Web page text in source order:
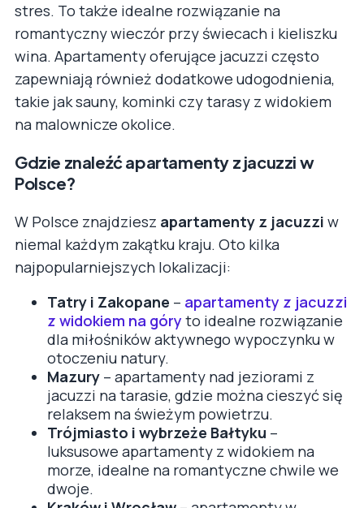
stres. To także idealne rozwiązanie na
romantyczny wieczór przy świecach i kieliszku
wina. Apartamenty oferujące jacuzzi często
zapewniają również dodatkowe udogodnienia,
takie jak sauny, kominki czy tarasy z widokiem
na malownicze okolice.
Gdzie znaleźć apartamenty z jacuzzi w
Polsce?
W Polsce znajdziesz apartamenty z jacuzzi w
niemal każdym zakątku kraju. Oto kilka
najpopularniejszych lokalizacji:
Tatry i Zakopane – apartamenty z jacuzzi
z widokiem na góry to idealne rozwiązanie
dla miłośników aktywnego wypoczynku w
otoczeniu natury.
Mazury – apartamenty nad jeziorami z
jacuzzi na tarasie, gdzie można cieszyć się
relaksem na świeżym powietrzu.
Trójmiasto i wybrzeże Bałtyku –
luksusowe apartamenty z widokiem na
morze, idealne na romantyczne chwile we
dwoje.